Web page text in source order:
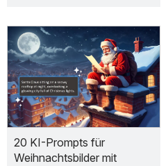
20 KI-Prompts für
Weihnachtsbilder mit